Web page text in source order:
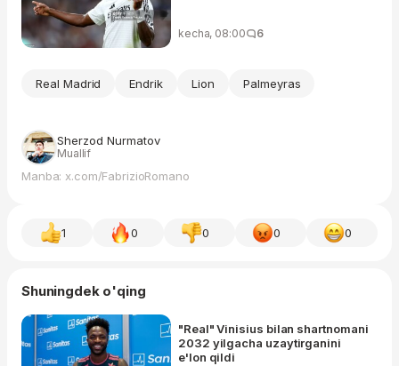
kecha, 08:00 6
Real Madrid Endrik Lion Palmeyras
Sherzod Nurmatov
Muallif
Manba: x.com/FabrizioRomano
1 0 0 0 0
Shuningdek o'qing
"Real" Vinisius bilan shartnomani
2032 yilgacha uzaytirganini
e'lon qildi